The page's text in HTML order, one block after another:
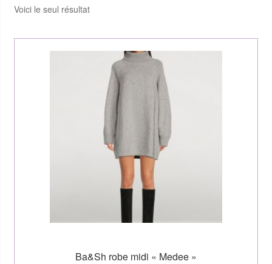
Voici le seul résultat
Ba&Sh robe midi « Medee »